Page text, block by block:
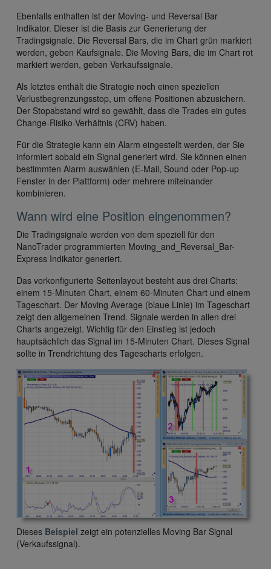
Ebenfalls enthalten ist der Moving- und Reversal Bar
Indikator. Dieser ist die Basis zur Generierung der
Tradingsignale. Die Reversal Bars, die im Chart grün markiert
werden, geben Kaufsignale. Die Moving Bars, die im Chart rot
markiert werden, geben Verkaufssignale.
Als letztes enthält die Strategie noch einen speziellen
Verlustbegrenzungsstop, um offene Positionen abzusichern.
Der Stopabstand wird so gewählt, dass die Trades ein gutes
Change-Risiko-Verhältnis (CRV) haben.
Für die Strategie kann ein Alarm eingestellt werden, der Sie
informiert sobald ein Signal generiert wird. Sie können einen
bestimmten Alarm auswählen (E-Mail, Sound oder Pop-up
Fenster in der Plattform) oder mehrere miteinander
kombinieren.
Wann wird eine Position eingenommen?
Die Tradingsignale werden von dem speziell für den
NanoTrader programmierten Moving_and_Reversal_Bar-
Express Indikator generiert.
Das vorkonfigurierte Seitenlayout besteht aus drei Charts:
einem 15-Minuten Chart, einem 60-Minuten Chart und einem
Tageschart. Der Moving Average (blaue Linie) im Tageschart
zeigt den allgemeinen Trend. Signale werden in allen drei
Charts angezeigt. Wichtig für den Einstieg ist jedoch
hauptsächlich das Signal im 15-Minuten Chart. Dieses Signal
sollte in Trendrichtung des Tagescharts erfolgen.
Dieses Beispiel zeigt ein potenzielles Moving Bar Signal
(Verkaufssignal).